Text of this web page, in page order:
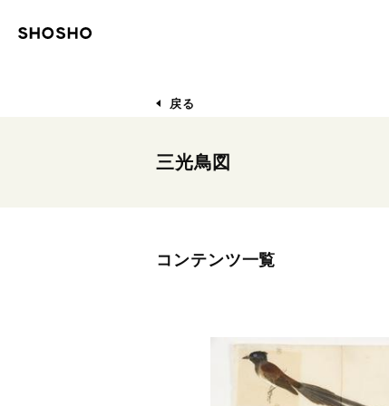
戻る
三光鳥図
コンテンツ一覧